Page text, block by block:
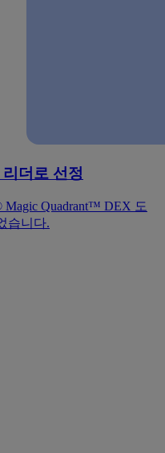
더로 선정
Magic Quadrant™ DEX 도
습니다.